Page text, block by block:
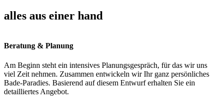
alles aus einer hand
Beratung & Planung
Am Beginn steht ein intensives Planungsgespräch, für das wir uns
viel Zeit nehmen. Zusammen entwickeln wir Ihr ganz persönliches
Bade-Paradies. Basierend auf diesem Entwurf erhalten Sie ein
detailliertes Angebot.